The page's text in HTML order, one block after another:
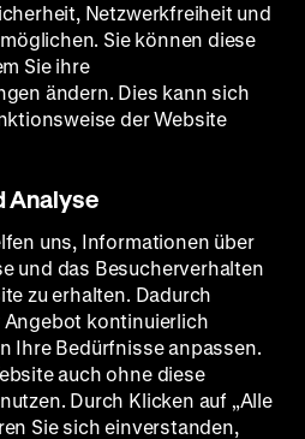
-
Netzwerkfreiheit und
Sie können diese
Sie ihre
ändern. Dies kann sich
der Website
Analyse
uns, Informationen über
und das Besucherverhalten
zu erhalten. Dadurch
kontinuierlich
Ihre Bedürfnisse anpassen.
auch ohne diese
Durch Klicken auf „Alle
Sie sich einverstanden,